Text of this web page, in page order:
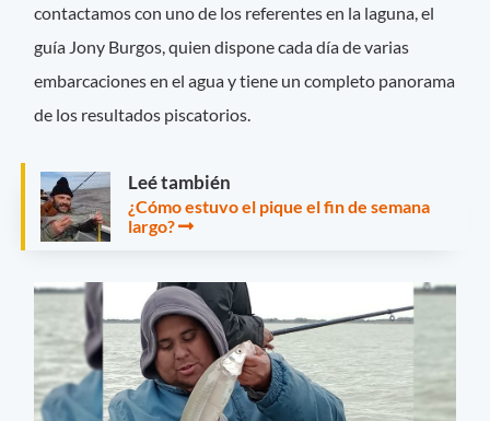
contactamos con uno de los referentes en la laguna, el
guía Jony Burgos, quien dispone cada día de varias
embarcaciones en el agua y tiene un completo panorama
de los resultados piscatorios.
Leé también
¿Cómo estuvo el pique el fin de semana
largo?